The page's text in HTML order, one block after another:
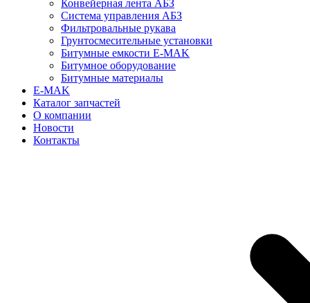
Конвейерная лента АБЗ
Система управления АБЗ
Фильтровальные рукава
Грунтосмесительные установки
Битумные емкости E-MAK
Битумное оборудование
Битумные материалы
E-MAK
Каталог запчастей
О компании
Новости
Контакты